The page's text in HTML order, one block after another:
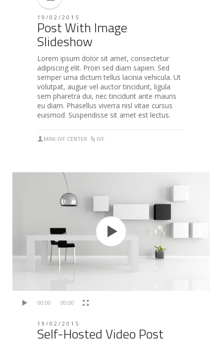
19/02/2015
Post With Image
Slideshow
Lorem ipsum dolor sit amet, consectetur
adipiscing elit. Proin sed diam sapien. Sed
semper urna dictum tellus lacinia vehicula. Ut
volutpat, augue vel auctor tincidunt, ligula
sem pharetra dui, nec tincidunt ante mauris
eu diam. Phasellus viverra nisl vitae cursus
euismod. Suspendisse sit amet est lectus.
MINI-IVF CENTER IVF
00:00 00:00
19/02/2015
Self-Hosted Video Post